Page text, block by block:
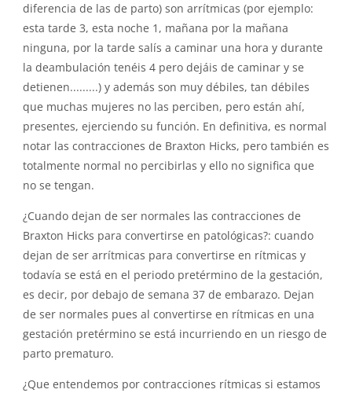
diferencia de las de parto) son arrítmicas (por ejemplo:
esta tarde 3, esta noche 1, mañana por la mañana
ninguna, por la tarde salís a caminar una hora y durante
la deambulación tenéis 4 pero dejáis de caminar y se
detienen.........) y además son muy débiles, tan débiles
que muchas mujeres no las perciben, pero están ahí,
presentes, ejerciendo su función. En definitiva, es normal
notar las contracciones de Braxton Hicks, pero también es
totalmente normal no percibirlas y ello no significa que
no se tengan.
¿Cuando dejan de ser normales las contracciones de
Braxton Hicks para convertirse en patológicas?: cuando
dejan de ser arrítmicas para convertirse en rítmicas y
todavía se está en el periodo pretérmino de la gestación,
es decir, por debajo de semana 37 de embarazo. Dejan
de ser normales pues al convertirse en rítmicas en una
gestación pretérmino se está incurriendo en un riesgo de
parto prematuro.
¿Que entendemos por contracciones rítmicas si estamos